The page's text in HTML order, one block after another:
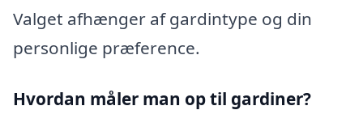
Valget afhænger af gardintype og din
personlige præference.
Hvordan måler man op til gardiner?